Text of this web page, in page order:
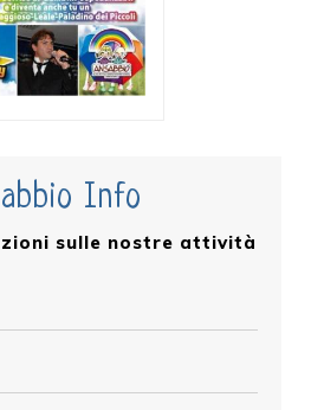
Info
sulle nostre attività